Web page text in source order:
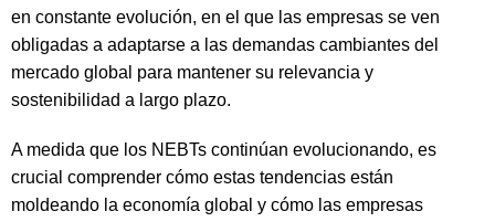
en constante evolución, en el que las empresas se ven
obligadas a adaptarse a las demandas cambiantes del
mercado global para mantener su relevancia y
sostenibilidad a largo plazo.
A medida que los NEBTs continúan evolucionando, es
crucial comprender cómo estas tendencias están
moldeando la economía global y cómo las empresas